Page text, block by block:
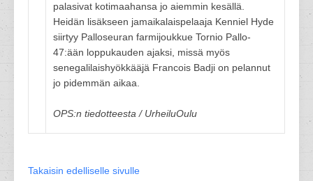
palasivat kotimaahansa jo aiemmin kesällä.
Heidän lisäkseen jamaikalaispelaaja Kenniel Hyde
siirtyy Palloseuran farmijoukkue Tornio Pallo-
47:ään loppukauden ajaksi, missä myös
senegalilaishyökkääjä Francois Badji on pelannut
jo pidemmän aikaa.
OPS:n tiedotteesta / UrheiluOulu
Takaisin edelliselle sivulle